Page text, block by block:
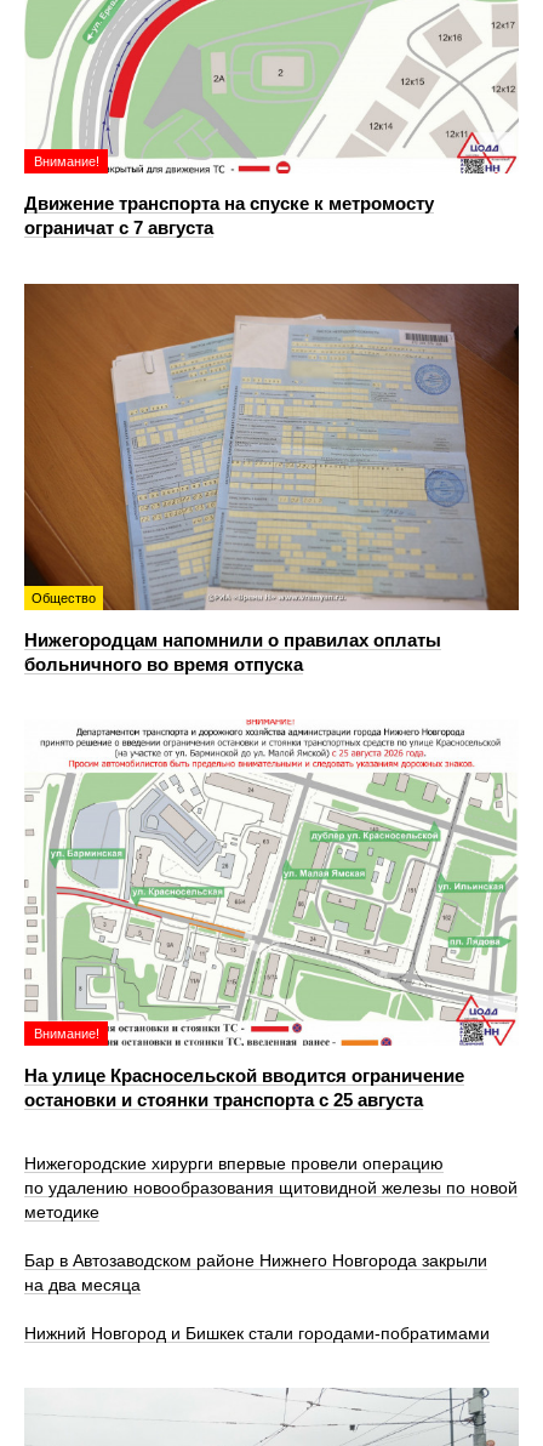
Внимание!
Движение транспорта на спуске к метромосту
ограничат с 7 августа
Общество
Нижегородцам напомнили о правилах оплаты
больничного во время отпуска
Внимание!
На улице Красносельской вводится ограничение
остановки и стоянки транспорта с 25 августа
Нижегородские хирурги впервые провели операцию
по удалению новообразования щитовидной железы по новой
методике
Бар в Автозаводском районе Нижнего Новгорода закрыли
на два месяца
Нижний Новгород и Бишкек стали городами-побратимами